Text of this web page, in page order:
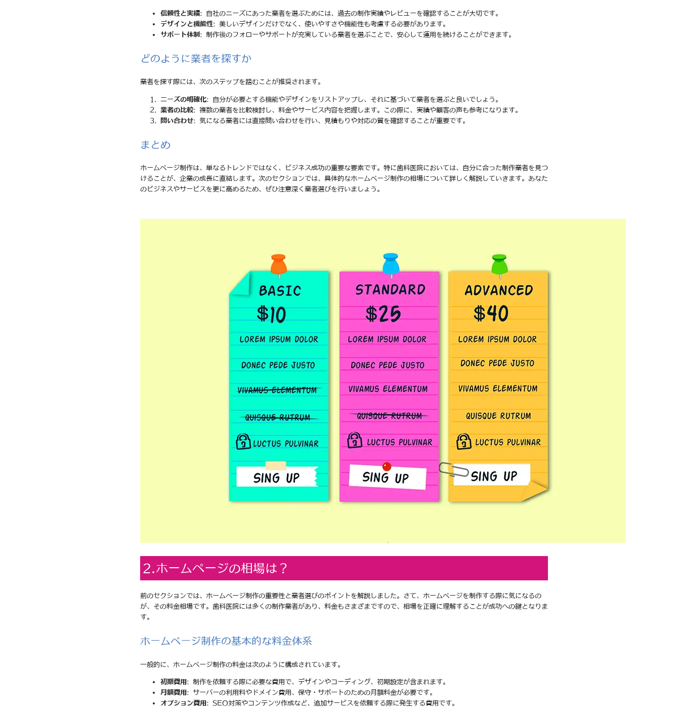
信頼性と実績: 自社のニーズにあった業者を選ぶためには、過去の制作実績やレビューを確認することが大切です。
デザインと機能性: 美しいデザインだけでなく、使いやすさや機能性も考慮する必要があります。
サポート体制 : 制作後のフォローやサポートが充実している業者を選ぶことで、安心して運用を続けることができます。
どのように業者を探すか
業者を探す際には、次のステップを踏むことが推奨されます。
ニーズの明確化: 自分が必要とする機能やデザインをリストアップし、それに基づいて業者を選ぶと良いでしょう。
業者の比較: 複数の業者を比較検討し、料金やサービス内容を把握します。この際に、実績や顧客の声も参考になります。
問い合わせ: 気になる業者には直接問い合わせを行い、見積もりや対応の質を確認することが重要です。
まとめ
ホームページ制作は、単なるトレンドではなく、ビジネス成功の重要な要素です。特に歯科医院においては、自分に合った制作業者を見つ
けることが、企業の成長に直結します。次のセクションでは、具体的なホームページ制作の相場について詳しく解説していきます。あなた
のビジネスやサービスを更に高めるため、ぜひ注意深く業者選びを行いましょう。
2.ホームページの相場は？
前のセクションでは、ホームページ制作の重要性と業者選びのポイントを解説しました。さて、ホームページを制作する際に気になるの
が、その料金相場です。歯科医院には多くの制作業者があり、料金もさまざまですので、相場を正確に理解することが成功への鍵となりま
す。
ホームページ制作の基本的な料金体系
一般的に、ホームページ制作の料金は次のように構成されています。
初期費用 : 制作を依頼する際に必要な費用で、デザインやコーディング、初期設定が含まれます。
月額費用 : サーバーの利用料やドメイン費用、保守・サポートのための月額料金が必要です。
オプション費用 : SEO対策やコンテンツ作成など、追加サービスを依頼する際に発生する費用です。